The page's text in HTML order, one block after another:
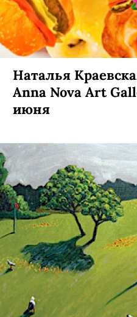
Наталья
Anna Nova Art
июня